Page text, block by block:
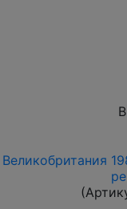
Великобритания